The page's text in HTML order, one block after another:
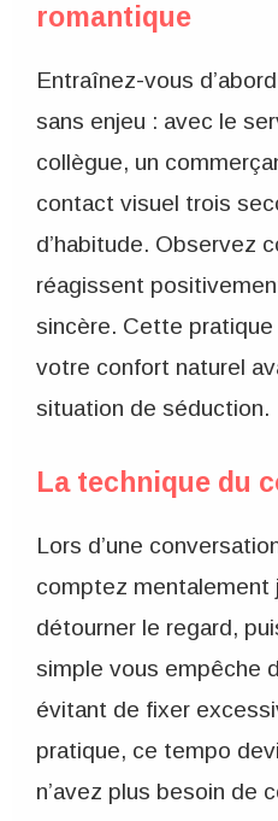
romantique
Entraînez-vous
sans enjeu : avec le
collègue, un
contact visuel trois
d’habitude. Observez
réagissent
sincère. Cette
votre confort naturel
situation de séduction.
La technique du
Lors d’une
comptez mentalement
détourner le regard,
simple vous empêche
évitant de fixer
pratique, ce tempo
n’avez plus besoin de